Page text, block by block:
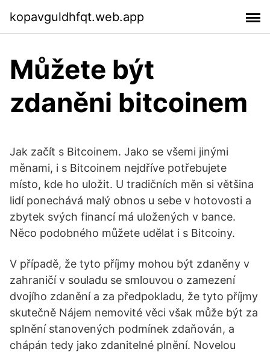
kopavguldhfqt.web.app
Můžete být
zdaněni bitcoinem
Jak začít s Bitcoinem. Jako se všemi jinými
měnami, i s Bitcoinem nejdříve potřebujete
místo, kde ho uložit. U tradičních měn si většina
lidí ponechává malý obnos u sebe v hotovosti a
zbytek svých financí má uložených v bance.
Něco podobného můžete udělat i s Bitcoiny.
V případě, že tyto příjmy mohou být zdaněny v
zahraničí v souladu se smlouvou o zamezení
dvojího zdanění a za předpokladu, že tyto příjmy
skutečně Nájem nemovité věci však může být za
splnění stanovených podmínek zdaňován, a
chápán tedy jako zdanitelné plnění. Novelou